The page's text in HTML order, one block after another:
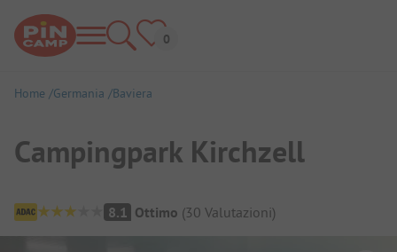
Home Germania Baviera
Campingpark Kirchzell
Panoramica del campeggio
8.1 Ottimo (30 Valutazioni)